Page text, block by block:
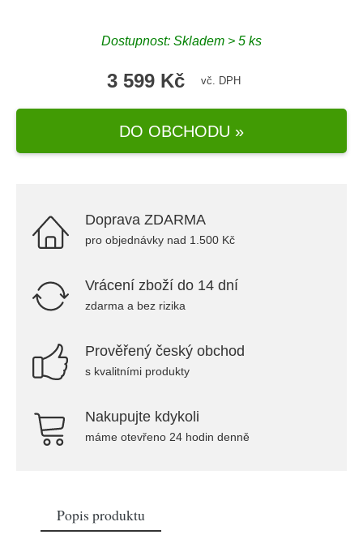
Dostupnost: Skladem > 5 ks
3 599 Kč vč. DPH
DO OBCHODU »
Doprava ZDARMA
pro objednávky nad 1.500 Kč
Vrácení zboží do 14 dní
zdarma a bez rizika
Prověřený český obchod
s kvalitními produkty
Nakupujte kdykoli
máme otevřeno 24 hodin denně
Popis produktu